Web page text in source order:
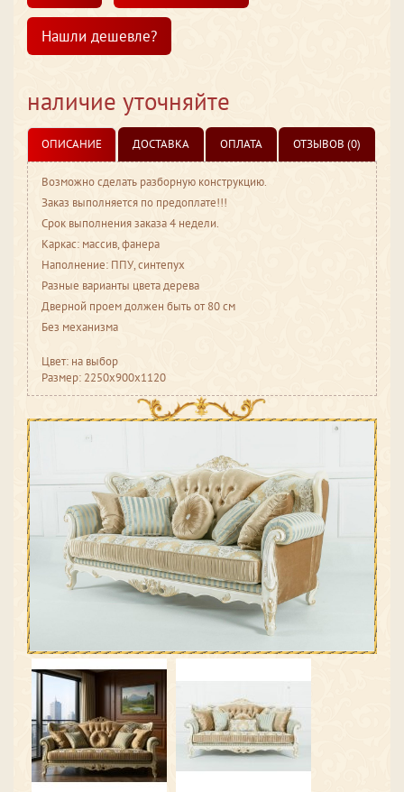
Нашли дешевле?
наличие уточняйте
ОПИСАНИЕ ДОСТАВКА ОПЛАТА ОТЗЫВОВ (0)
Возможно сделать разборную конструкцию.
Заказ выполняется по предоплате!!!
Срок выполнения заказа 4 недели.
Каркас: массив, фанера
Наполнение: ППУ, синтепух
Разные варианты цвета дерева
Дверной проем должен быть от 80 см
Без механизма
Цвет: на выбор
Размер: 2250x900x1120